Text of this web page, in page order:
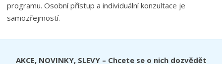
programu. Osobní přístup a individuální konzultace je
samozřejmostí.
AKCE, NOVINKY, SLEVY – Chcete se o nich dozvědět